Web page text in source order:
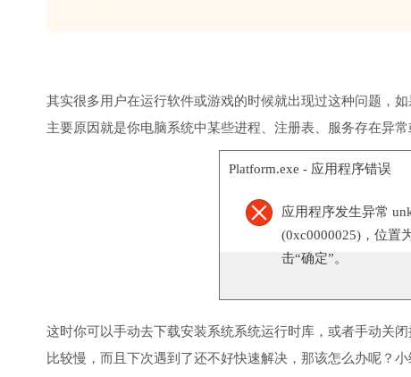
其实很多用户在运行软件或游戏的时候就出现过这种问题，
主要原因就是你电脑系统中某些进程、注册表、服务存在异
Platform.exe - 应用程序错误
应用程序发生异常
(0xc0000025)，位置
击“确定”。
这时你可以手动去下载安装系统系统运行时库，或者手动关
比较慢，而且下次遇到了还不好快速解决，那该怎么办呢？